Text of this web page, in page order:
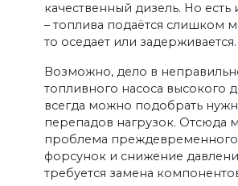
качественный дизель. Но есть
– топлива подаётся слишком
то оседает или задерживается.
Возможно, дело в
топливного насоса высокого
всегда можно подобрать
перепадов нагрузок. Отсюда
проблема преждевременного
форсунок и снижение
требуется замена